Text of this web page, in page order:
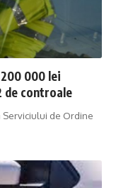
200 000 lei
de controale
de Ordine